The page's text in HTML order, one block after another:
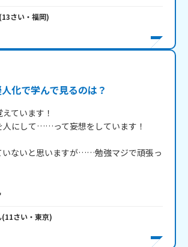
(13さい・ 福岡)
化で学んで見るのは？
ています！
にして……って妄想をしています！
いないと思いますが……勉強マジで頑張っ
(11さい・ 東京)